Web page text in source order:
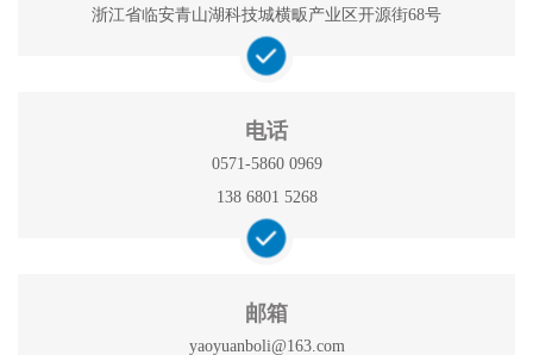
浙江省临安青山湖科技城横畈产业区开源街68号
电话
0571-5860 0969
138 6801 5268
邮箱
yaoyuanboli@163.com